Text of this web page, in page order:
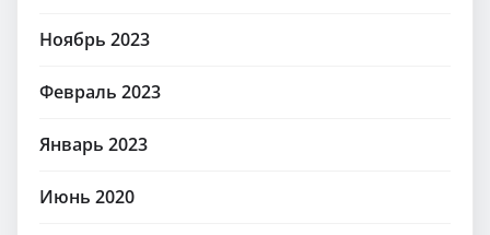
Ноябрь 2023
Февраль 2023
Январь 2023
Июнь 2020